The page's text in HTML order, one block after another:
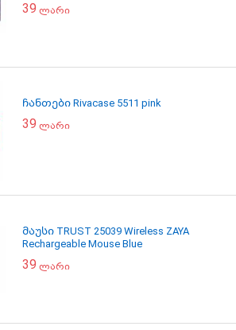
39 ლარი
ჩანთები Rivacase 5511 pink
39 ლარი
მაუსი TRUST 25039 Wireless ZAYA
Rechargeable Mouse Blue
39 ლარი